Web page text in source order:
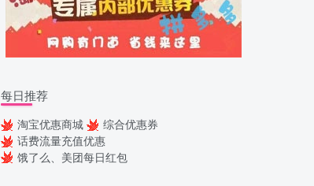
每日推荐
淘宝优惠商城
综合优惠券
话费流量充值优惠
饿了么、美团每日红包